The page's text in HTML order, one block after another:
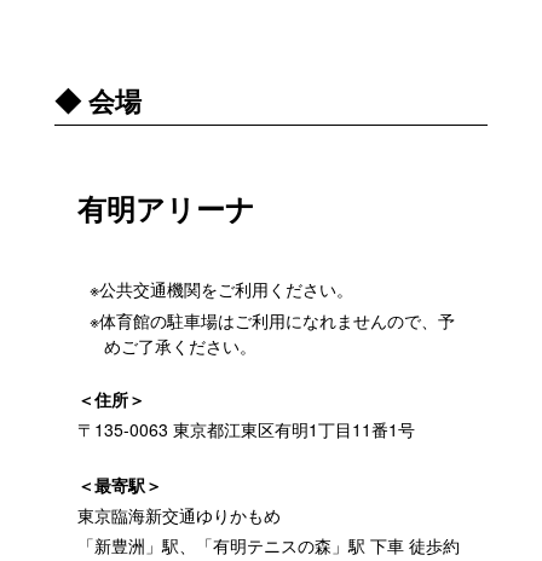
◆ 会場
有明アリーナ
※公共交通機関をご利用ください。
※体育館の駐車場はご利用になれませんので、予
めご了承ください。
＜住所＞
〒135-0063 東京都江東区有明1丁目11番1号
＜最寄駅＞
東京臨海新交通ゆりかもめ
「新豊洲」駅、「有明テニスの森」駅 下車 徒歩約